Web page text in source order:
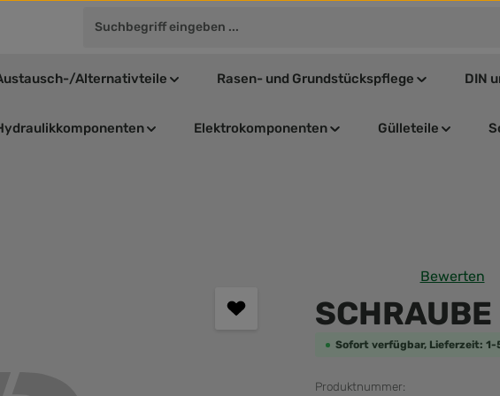
Alternativteile Rasen- und Grundstückspflege DIN
Elektrokomponenten Gülleteile
Bewerten
SCHRAUBE
Sofort verfügbar, Lieferzeit: 1-
Produktnummer: